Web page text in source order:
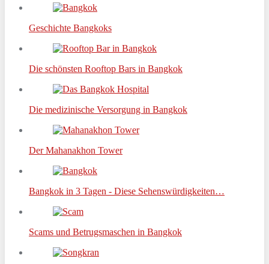
Geschichte Bangkoks
Die schönsten Rooftop Bars in Bangkok
Die medizinische Versorgung in Bangkok
Der Mahanakhon Tower
Bangkok in 3 Tagen - Diese Sehenswürdigkeiten…
Scams und Betrugsmaschen in Bangkok